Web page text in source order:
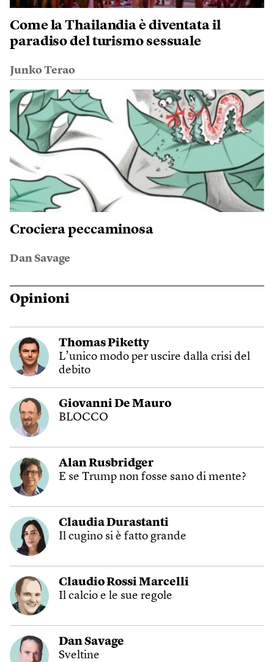
Come la Thailandia è diventata il
paradiso del turismo sessuale
Junko Terao
Crociera peccaminosa
Dan Savage
Opinioni
Thomas Piketty
L’unico modo per uscire dalla crisi del
debito
Giovanni De Mauro
BLOCCO
Alan Rusbridger
E se Trump non fosse sano di mente?
Claudia Durastanti
Il cugino si è fatto grande
Claudio Rossi Marcelli
Il calcio e le sue regole
Dan Savage
Sveltine